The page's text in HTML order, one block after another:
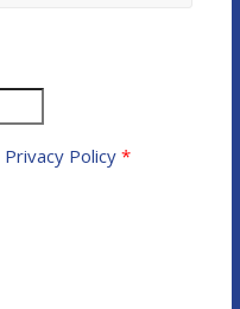
Privacy Policy*